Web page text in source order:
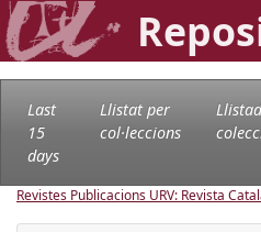
Last
15
days
Llistat per
col·leccions
Revistes Publicacions URV: Revista